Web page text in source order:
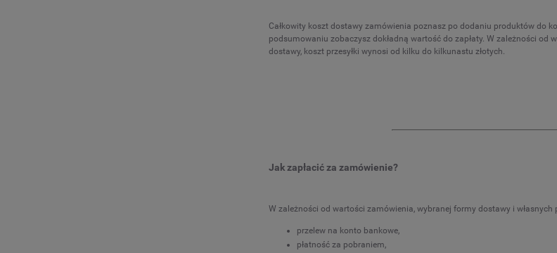
Całkowity koszt dostawy zamówienia poznasz po dodaniu produktów do
podsumowaniu zobaczysz dokładną wartość do zapłaty. W zależności od
dostawy, koszt przesyłki wynosi od kilku do kilkunastu złotych.
Jak zapłacić za zamówienie?
W zależności od wartości zamówienia, wybranej formy dostawy i
przelew na konto bankowe,
płatność za pobraniem,